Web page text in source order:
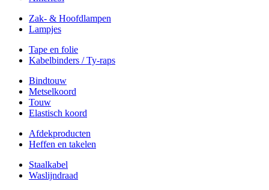
Zak- & Hoofdlampen
Lampjes
Tape en folie
Kabelbinders / Ty-raps
Bindtouw
Metselkoord
Touw
Elastisch koord
Afdekproducten
Heffen en takelen
Staalkabel
Waslijndraad